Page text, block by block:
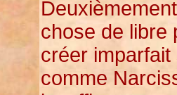
chose de libre
créer
comme